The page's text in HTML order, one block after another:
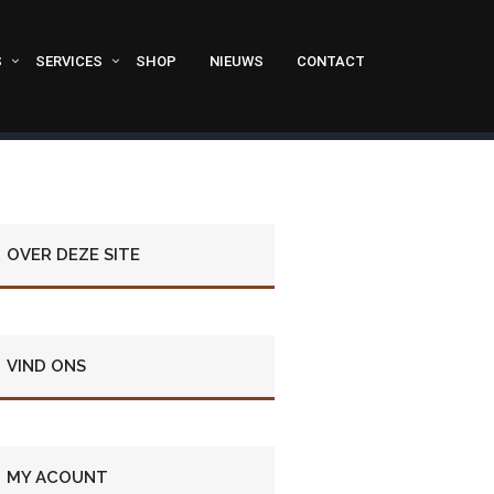
SERVICES SHOP NIEUWS CONTACT
OVER DEZE SITE
VIND ONS
MY ACOUNT